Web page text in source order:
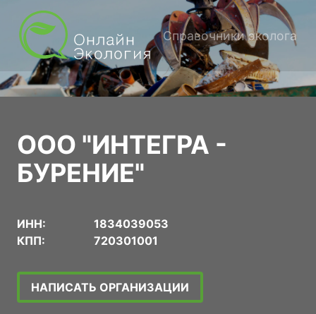
Справочники эколога
ООО "ИНТЕГРА -
БУРЕНИЕ"
ИНН:
1834039053
КПП:
720301001
НАПИСАТЬ ОРГАНИЗАЦИИ